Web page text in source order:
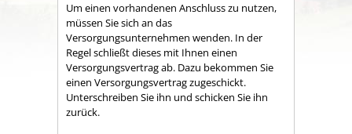
Um einen vorhandenen Anschluss zu nutzen,
müssen Sie sich an das
Versorgungsunternehmen wenden. In der
Regel schließt dieses mit Ihnen einen
Versorgungsvertrag ab. Dazu bekommen Sie
einen Versorgungsvertrag zugeschickt.
Unterschreiben Sie ihn und schicken Sie ihn
zurück.